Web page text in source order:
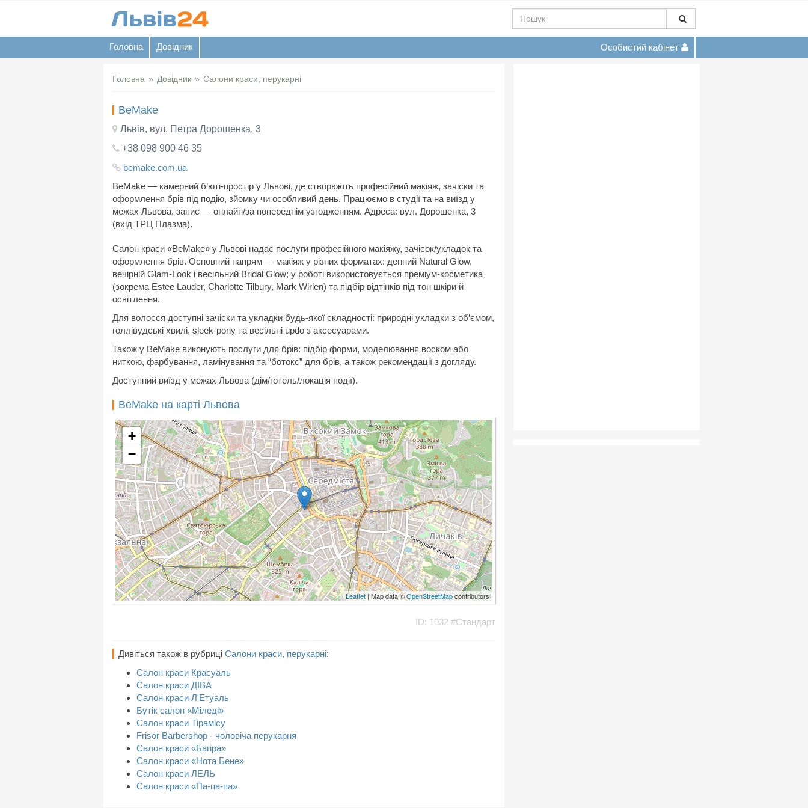
Головна Довідник Особистий кабінет
Головна Довідник Салони краси, перукарні
BeMake
Львів, вул. Петра Дорошенка, 3
+38 098 900 46 35
bemake.com.ua
BeMake — камерний б’юті-простір у Львові, де створюють професійний макіяж, зачіски та
оформлення брів під подію, зйомку чи особливий день. Працюємо в студії та на виїзд у
межах Львова, запис — онлайн/за попереднім узгодженням. Адреса: вул. Дорошенка, 3
(вхід ТРЦ Плазма).
Салон краси «BeMake» у Львові надає послуги професійного макіяжу, зачісок/укладок та
оформлення брів. Основний напрям — макіяж у різних форматах: денний Natural Glow,
вечірній Glam-Look і весільний Bridal Glow; у роботі використовується преміум-косметика
(зокрема Estee Lauder, Charlotte Tilbury, Mark Wirlen) та підбір відтінків під тон шкіри й
освітлення.
Для волосся доступні зачіски та укладки будь-якої складності: природні укладки з об’ємом,
голлівудські хвилі, sleek-pony та весільні updo з аксесуарами.
Також у BeMake виконують послуги для брів: підбір форми, моделювання воском або
ниткою, фарбування, ламінування та “ботокс” для брів, а також рекомендації з догляду.
Доступний виїзд у межах Львова (дім/готель/локація події).
BeMake на карті Львова
+
−
Leaflet| Map data ©OpenStreetMapcontributors
ID: 1032 #Стандарт
Дивіться також в рубриці Салони краси, перукарні:
Салон краси Красуаль
Салон краси ДІВА
Салон краси Л'Етуаль
Бутік салон «Міледі»
Салон краси Тірамісу
Frisor Barbershop - чоловіча перукарня
Салон краси «Багіра»
Салон краси «Нота Бене»
Салон краси ЛЕЛЬ
Салон краси «Па-па-па»